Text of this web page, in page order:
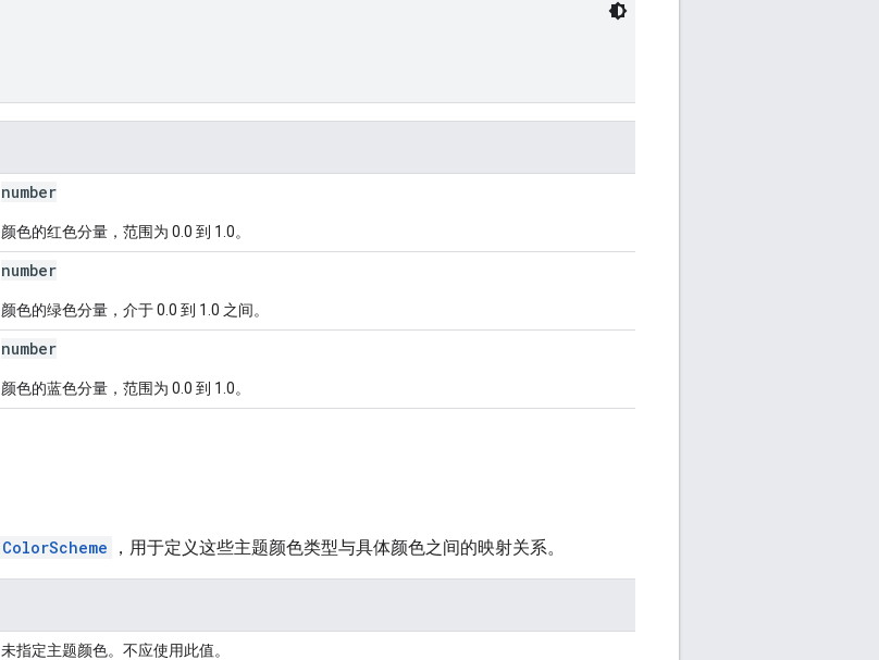
number
颜色的红色分量，范围为 0.0 到 1.0。
number
颜色的绿色分量，介于 0.0 到 1.0 之间。
number
颜色的蓝色分量，范围为 0.0 到 1.0。
ColorScheme ，用于定义这些主题颜色类型与具体颜色之间的映射关系。
未指定主题颜色。不应使用此值。